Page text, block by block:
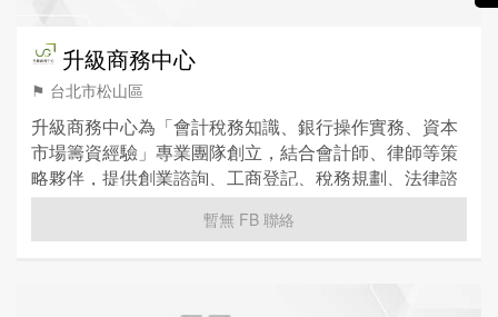
升級商務中心
⚑ 台北市松山區
升級商務中心為「會計稅務知識、銀行操作實務、資本
市場籌資經驗」專業團隊創立，結合會計師、律師等策
略夥伴，提供創業諮詢、工商登記、稅務規劃、法律諮
詢、行銷策略、管理顧問等各式服務，給予客戶各項專
暫無 FB 聯絡